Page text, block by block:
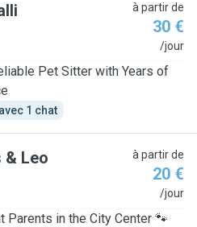
à partir de
30 €
/jour
Pet Sitter with Years of
1 chat
& Leo à partir de
20 €
/jour
Parents in the City Center 🐾